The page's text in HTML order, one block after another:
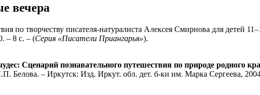
вечера
по творчеству писателя-натуралиста Алексея Смирнова для детей
– 8 с. – (Серия «Писатели Приангарья»).
Сценарий познавательного путешествия по природе родного
Белова. – Иркутск: Изд. Иркут. обл. дет. б-ки им. Марка Сергеева,